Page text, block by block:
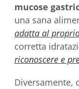
mucose
una sana
adatta al
corretta
riconoscere e
Diversamente,